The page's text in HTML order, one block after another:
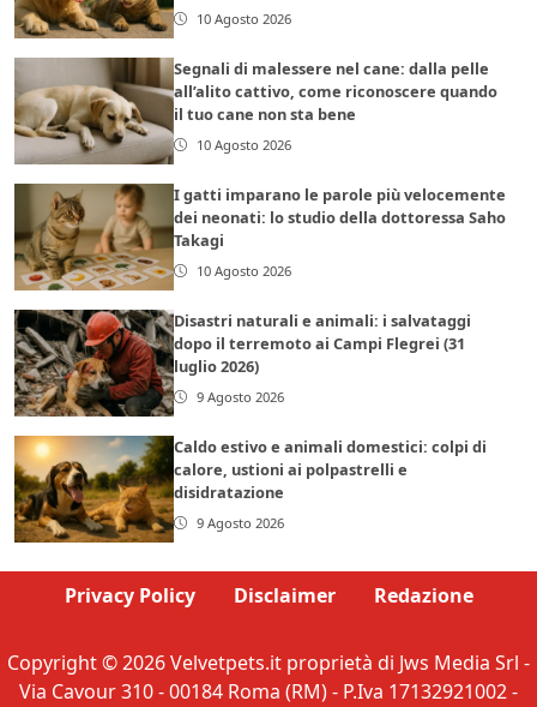
10 Agosto 2026
Segnali di malessere nel cane: dalla pelle
all’alito cattivo, come riconoscere quando
il tuo cane non sta bene
10 Agosto 2026
I gatti imparano le parole più velocemente
dei neonati: lo studio della dottoressa Saho
Takagi
10 Agosto 2026
Disastri naturali e animali: i salvataggi
dopo il terremoto ai Campi Flegrei (31
luglio 2026)
9 Agosto 2026
Caldo estivo e animali domestici: colpi di
calore, ustioni ai polpastrelli e
disidratazione
9 Agosto 2026
Privacy Policy Disclaimer Redazione
Copyright © 2026 Velvetpets.it proprietà di Jws Media Srl -
Via Cavour 310 - 00184 Roma (RM) - P.Iva 17132921002 -